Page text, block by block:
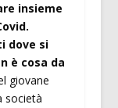
insieme
dove si
è cosa da
giovane
società